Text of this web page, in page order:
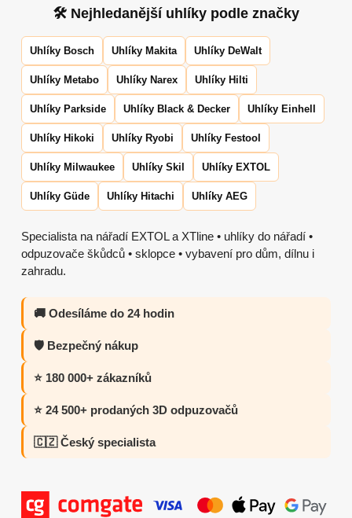
🛠 Nejhledanější uhlíky podle značky
Uhlíky Bosch Uhlíky Makita Uhlíky DeWalt
Uhlíky Metabo Uhlíky Narex Uhlíky Hilti
Uhlíky Parkside Uhlíky Black & Decker Uhlíky Einhell
Uhlíky Hikoki Uhlíky Ryobi Uhlíky Festool
Uhlíky Milwaukee Uhlíky Skil Uhlíky EXTOL
Uhlíky Güde Uhlíky Hitachi Uhlíky AEG
Specialista na nářadí EXTOL a XTline • uhlíky do nářadí •
odpuzovače škůdců • sklopce • vybavení pro dům, dílnu i
zahradu.
🚚 Odesíláme do 24 hodin
🛡️ Bezpečný nákup
⭐ 180 000+ zákazníků
⭐ 24 500+ prodaných 3D odpuzovačů
🇨🇿 Český specialista